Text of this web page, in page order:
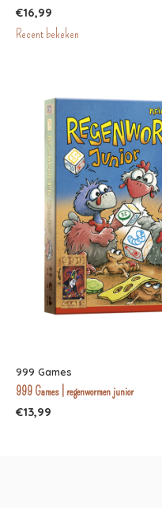
€16,99
Recent bekeken
999 Games
999 Games | regenwormen junior
€13,99